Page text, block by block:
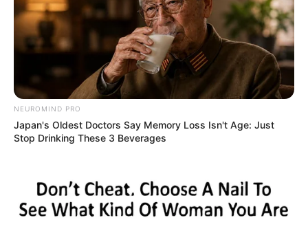
NEUROMIND PRO
Japan's Oldest Doctors Say Memory Loss Isn't Age: Just
Stop Drinking These 3 Beverages